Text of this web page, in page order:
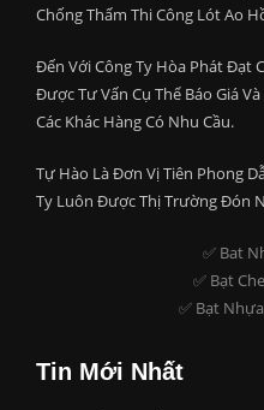
Chống Thấm Thi Công Lót Ao
Đến Với Công Ty Hòa Phát Đạt
Được Tư Vấn Cụ Thể Báo Giá
Các Khác Hàng Có Nhu Cầu.
Tự Hào Là Đơn Vị Tiên Phong
Ty Luôn Được Thị Trường Đón
✅ Bat
✅ Bạt
✅ Bạt
Tin Mới Nhất